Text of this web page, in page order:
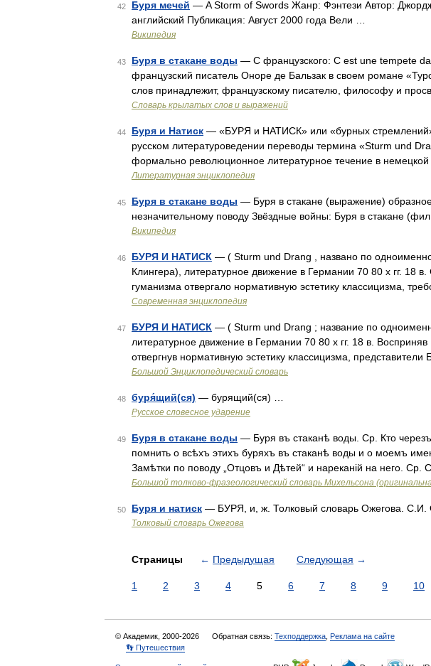
42 Буря мечей — A Storm of Swords Жанр: Фэнтези Автор:
английский Публикация: Август 2000 года Вели …
Википедия
43 Буря в стакане воды — С французского: С est une tempete
французский писатель Оноре де Бальзак в своем романе
слов принадлежит, французскому писателю, философу и
Словарь крылатых слов и выражений
44 Буря и Натиск — «БУРЯ и НАТИСК» или «бурных
русском литературоведении переводы термина «Sturm und
формально революционное литературное течение в немецкой
Литературная энциклопедия
45 Буря в стакане воды — Буря в стакане (выражение)
незначительному поводу Звёздные войны: Буря в стакане
Википедия
46 БУРЯ И НАТИСК — ( Sturm und Drang , названо по
Клингера), литературное движение в Германии 70 80 х гг. 18
гуманизма отвергало нормативную эстетику классицизма,
Современная энциклопедия
47 БУРЯ И НАТИСК — ( Sturm und Drang ; название по
литературное движение в Германии 70 80 х гг. 18 в.
отвергнув нормативную эстетику классицизма, представители
Большой Энциклопедический словарь
48 буря́щий(ся) — бурящий(ся) …
Русское словесное ударение
49 Буря в стакане воды — Буря въ стаканѣ воды. Ср. Кто
помнить о всѣхъ этихъ буряхъ въ стаканѣ воды и о моемъ
Замѣтки по поводу „Отцовъ и Дѣтей“ и нареканій на него. Ср.
Большой толково-фразеологический словарь Михельсона
50 Буря и натиск — БУРЯ, и, ж. Толковый словарь Ожегова.
Толковый словарь Ожегова
Страницы ← Предыдущая Следующая →
1 2 3 4 5 6 7 8 9 10
© Академик, 2000-2026 Обратная связь: Техподдержка Реклама на сайте
👣 Путешествия